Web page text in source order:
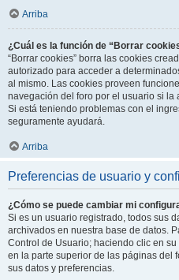
Arriba
¿Cuál es la función de “Borrar
“Borrar cookies” borra las cookies
autorizado para acceder a
al mismo. Las cookies proveen
navegación del foro por el usuario si
Si está teniendo problemas con el
seguramente ayudará.
Arriba
Preferencias de usuario y
¿Cómo se puede cambiar mi
Si es un usuario registrado, todos sus
archivados en nuestra base de datos.
Control de Usuario; haciendo clic en
en la parte superior de las páginas del
sus datos y preferencias.